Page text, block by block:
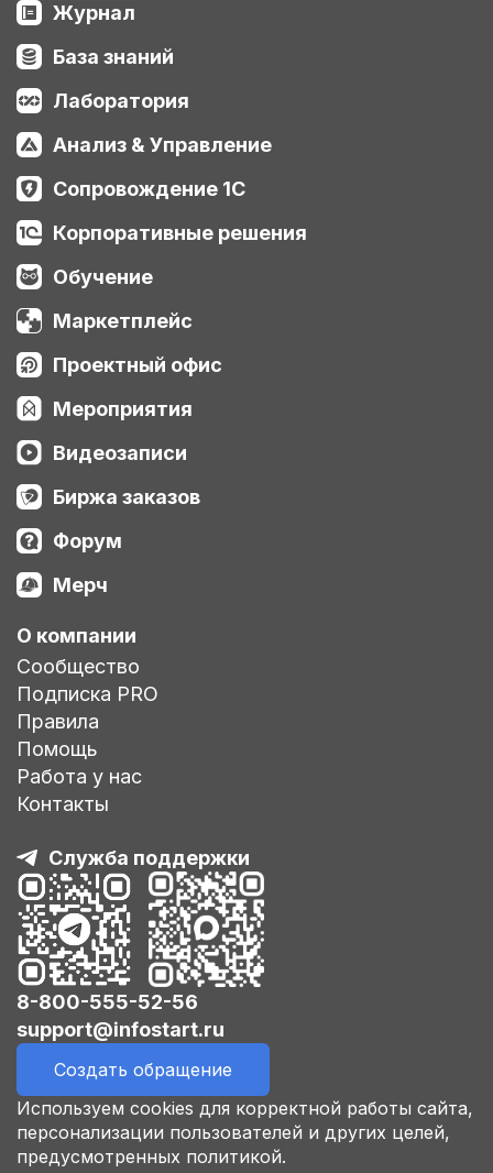
Журнал
База знаний
Лаборатория
Анализ & Управление
Сопровождение 1С
Корпоративные решения
Обучение
Маркетплейс
Проектный офис
Мероприятия
Видеозаписи
Биржа заказов
Форум
Мерч
О компании
Сообщество
Подписка PRO
Правила
Помощь
Работа у нас
Контакты
Служба поддержки
8-800-555-52-56
support@infostart.ru
Создать обращение
Используем cookies для корректной работы сайта,
персонализации пользователей и других целей,
предусмотренных политикой.